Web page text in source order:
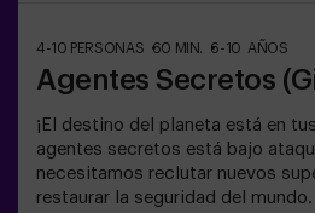
4-10 PERSONAS 60 MIN. 6-10 AÑOS
Agentes Secretos
¡El destino del planeta está en
agentes secretos está bajo
necesitamos reclutar nuevos
restaurar la seguridad del